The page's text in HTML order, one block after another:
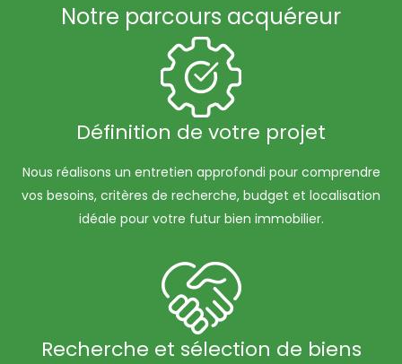
Notre parcours acquéreur
Définition de votre projet
Nous réalisons un entretien approfondi pour comprendre
vos besoins, critères de recherche, budget et localisation
idéale pour votre futur bien immobilier.
Recherche et sélection de biens